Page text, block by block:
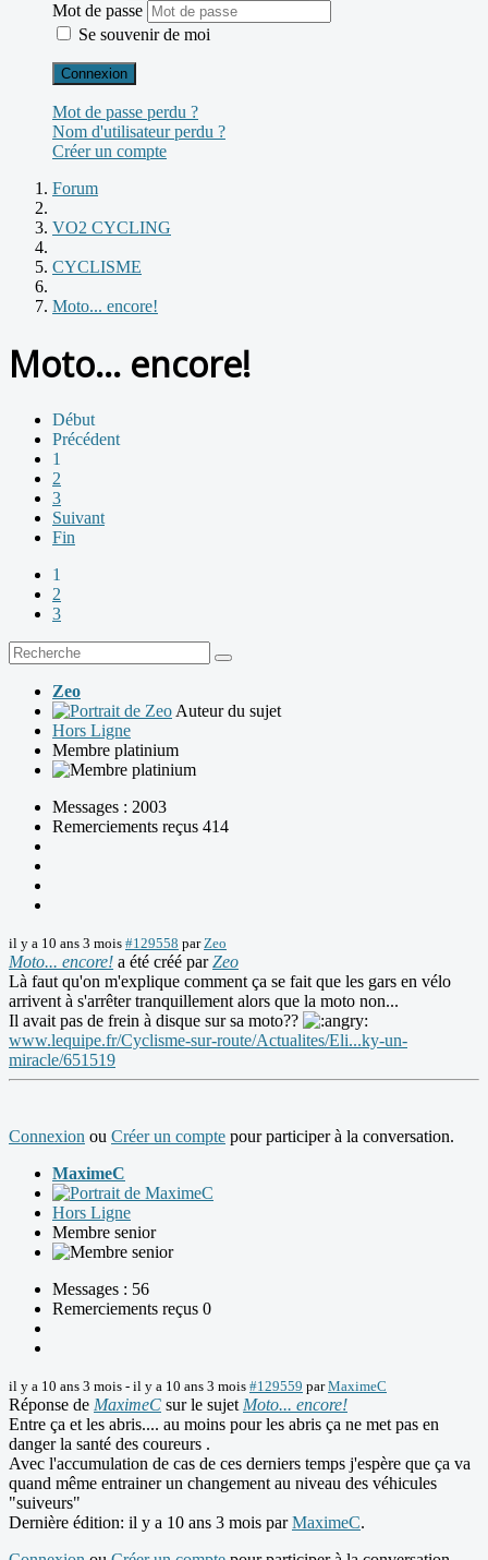
Mot de passe
Se souvenir de moi
Connexion
Mot de passe perdu ?
Nom d'utilisateur perdu ?
Créer un compte
Forum
VO2 CYCLING
CYCLISME
Moto... encore!
Moto... encore!
Début
Précédent
1
2
3
Suivant
Fin
1
2
3
Zeo
Auteur du sujet
Hors Ligne
Membre platinium
Messages : 2003
Remerciements reçus 414
il y a 10 ans 3 mois #129558 parZeo
Moto... encore! a été créé parZeo
Là faut qu'on m'explique comment ça se fait que les gars en vélo
arrivent à s'arrêter tranquillement alors que la moto non...
Il avait pas de frein à disque sur sa moto??
www.lequipe.fr/Cyclisme-sur-route/Actualites/Eli...ky-un-
miracle/651519
Connexion ou Créer un compte pour participer à la conversation.
MaximeC
Hors Ligne
Membre senior
Messages : 56
Remerciements reçus 0
il y a 10 ans 3 mois - il y a 10 ans 3 mois #129559 parMaximeC
Réponse de MaximeC sur le sujet Moto... encore!
Entre ça et les abris.... au moins pour les abris ça ne met pas en
danger la santé des coureurs .
Avec l'accumulation de cas de ces derniers temps j'espère que ça va
quand même entrainer un changement au niveau des véhicules
"suiveurs"
Dernière édition: il y a 10 ans 3 mois parMaximeC.